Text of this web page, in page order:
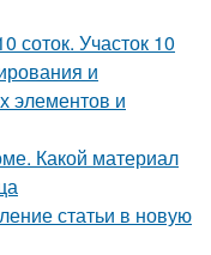
соток. Участок 10
и
элементов и
Какой материал
статьи в новую